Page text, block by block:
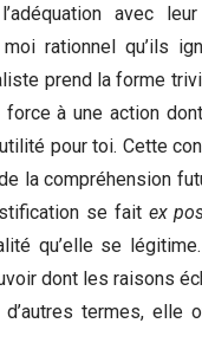
avec
rationnel qu’ils
prend la forme
à une action
pour toi. Cette
la compréhension
se fait ex
qu’elle se
dont les raisons
termes, elle